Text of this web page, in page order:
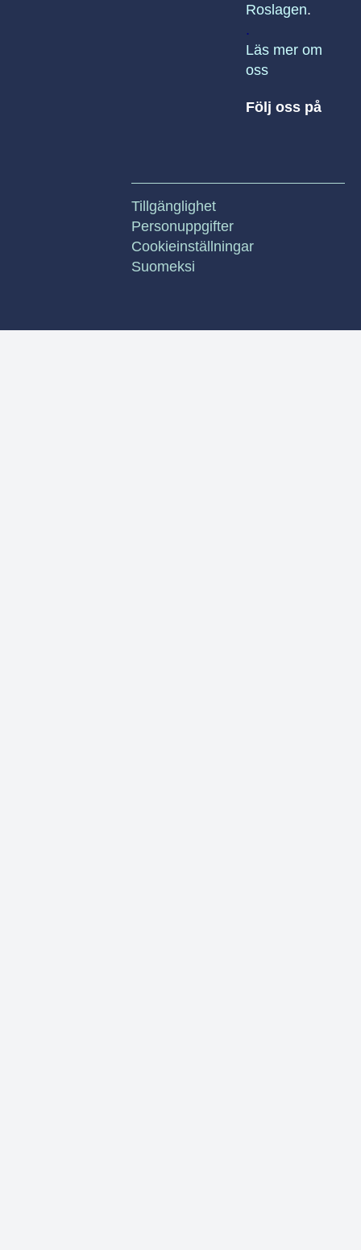
Roslagen.
.
Läs mer om
oss
Följ oss på
Tillgänglighet
Personuppgifter
Cookieinställningar
Suomeksi